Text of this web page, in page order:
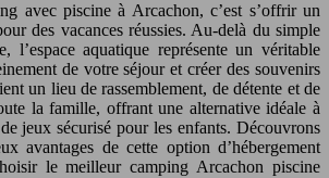
avec piscine à Arcachon, c’est s’offrir un
des vacances réussies. Au-delà du simple
l’espace aquatique représente un véritable
de votre séjour et créer des souvenirs
un lieu de rassemblement, de détente et de
la famille, offrant une alternative idéale à
jeux sécurisé pour les enfants. Découvrons
avantages de cette option d’hébergement
le meilleur camping Arcachon piscine